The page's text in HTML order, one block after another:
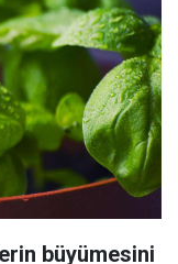
büyümesini